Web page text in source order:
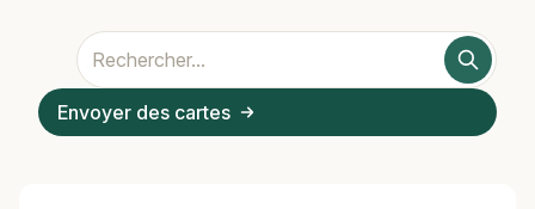
Envoyer des cartes